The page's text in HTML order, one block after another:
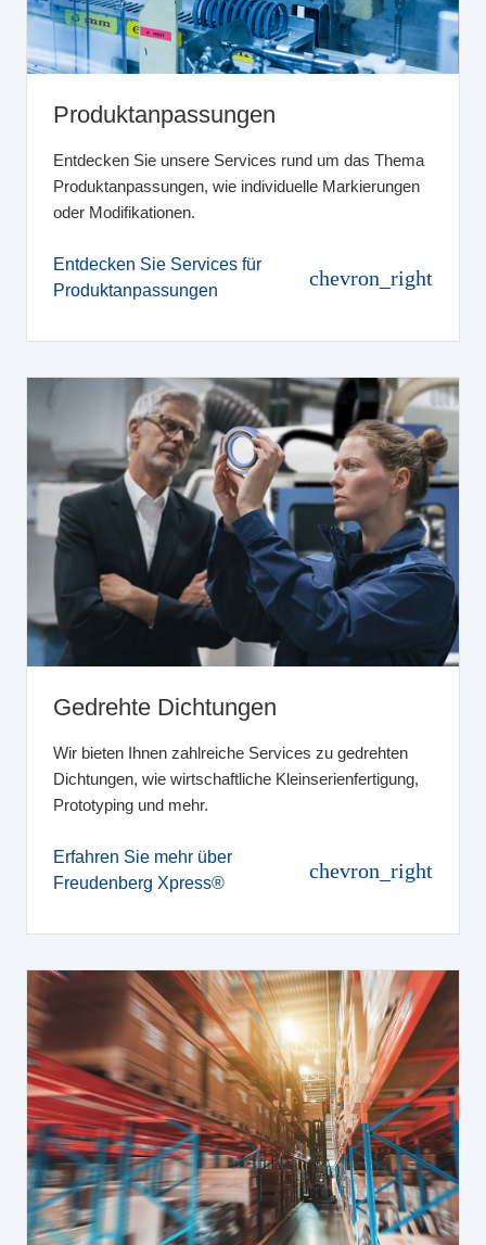
Produktanpassungen
Entdecken Sie unsere Services rund um das Thema
Produktanpassungen, wie individuelle Markierungen
oder Modifikationen.
Entdecken Sie Services für
Produktanpassungen
chevron_right
Gedrehte Dichtungen
Wir bieten Ihnen zahlreiche Services zu gedrehten
Dichtungen, wie wirtschaftliche Kleinserienfertigung,
Prototyping und mehr.
Erfahren Sie mehr über
Freudenberg Xpress®
chevron_right